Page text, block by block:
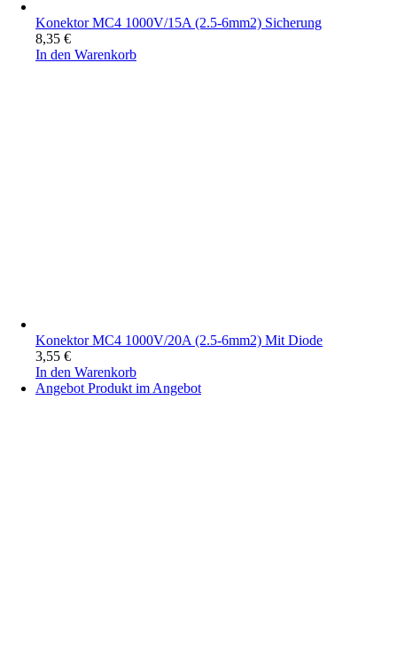
Konektor MC4 1000V/15A (2.5-6mm2) Sicherung
8,35 €
In den Warenkorb
Konektor MC4 1000V/20A (2.5-6mm2) Mit Diode
3,55 €
In den Warenkorb
Angebot Produkt im Angebot